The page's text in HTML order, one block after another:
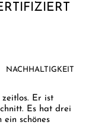
NACHHALTIGKEIT
Er ist
Es hat drei
ein schönes